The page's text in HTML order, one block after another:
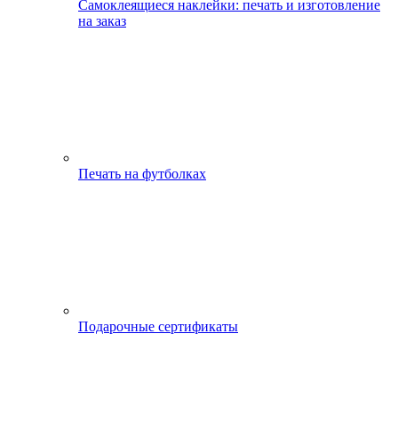
Самоклеящиеся наклейки: печать и изготовление
на заказ
Печать на футболках
Подарочные сертификаты